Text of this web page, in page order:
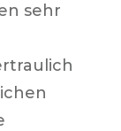
sehr